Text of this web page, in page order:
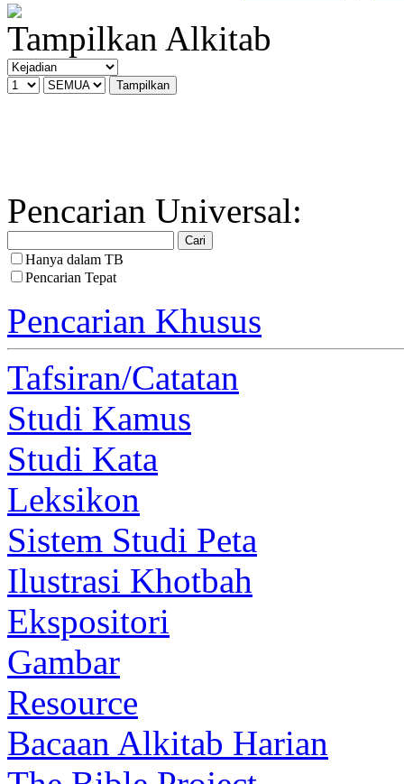
Tampilkan Alkitab
Pencarian Universal:
Hanya dalam TB
Pencarian Tepat
Pencarian Khusus
Tafsiran/Catatan
Studi Kamus
Studi Kata
Leksikon
Sistem Studi Peta
Ilustrasi Khotbah
Ekspositori
Gambar
Resource
Bacaan Alkitab Harian